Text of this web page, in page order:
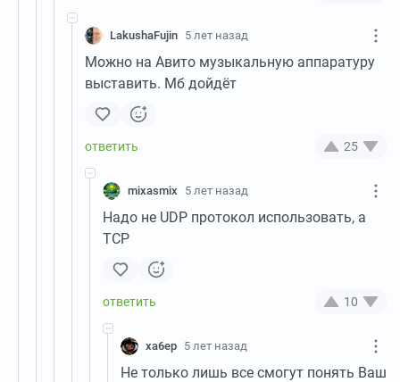
LakushaFujin 5 лет назад
Можно на Авито музыкальную аппаратуру
выставить. Мб дойдёт
25
mixasmix 5 лет назад
Надо не UDP протокол использовать, а
TCP
10
xa6ep 5 лет назад
Не только лишь все смогут понять Ваш